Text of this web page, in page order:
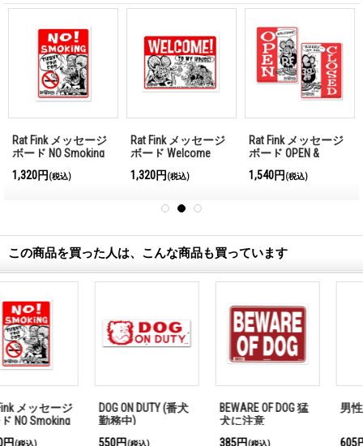
Rat Fink メッセージ
ボード NO Smoking
1,320円 (税込)
Rat Fink メッセージ
ボード Welcome
1,320円 (税込)
Rat Fink メッセージ
ボード OPEN &
1,540円 (税込)
この商品を買った人は、こんな商品も買っています
DOG ON DUTY (番犬
勤務中)
550円
BEWARE OF DOG 猛
犬に注意
385円
男性用
605円